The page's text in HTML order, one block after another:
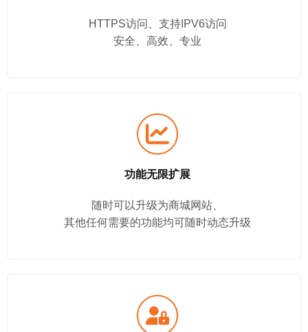
HTTPS访问、支持IPV6访问
安全、高效、专业
功能无限扩展
随时可以升级为商城网站、
其他任何需要的功能均可随时动态升级